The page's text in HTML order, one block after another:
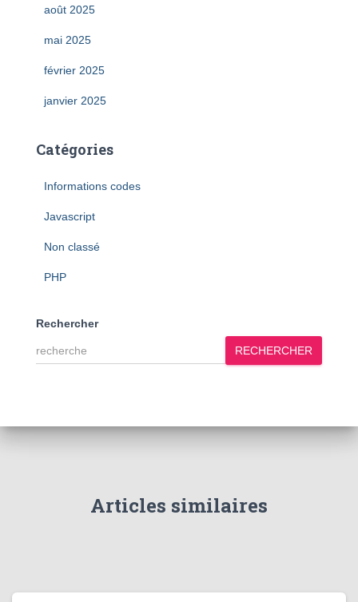
août 2025
mai 2025
février 2025
janvier 2025
Catégories
Informations codes
Javascript
Non classé
PHP
Rechercher
RECHERCHER
Articles similaires